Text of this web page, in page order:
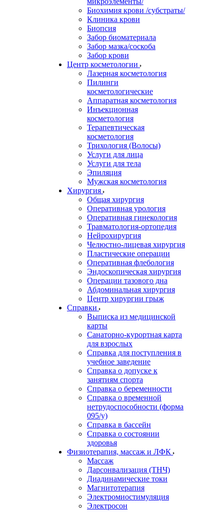
Биохимия крови /субстраты/
Клиника крови
Биопсия
Забор биоматериала
Забор мазка/соскоба
Забор крови
Центр косметологии
Лазерная косметология
Пилинги
косметологические
Аппаратная косметология
Инъекционная
косметология
Терапевтическая
косметология
Трихология (Волосы)
Услуги для лица
Услуги для тела
Эпиляция
Мужская косметология
Хирургия
Общая хирургия
Оперативная урология
Оперативная гинекология
Травматология-ортопедия
Нейрохирургия
Челюстно-лицевая хирургия
Пластические операции
Оперативная флебология
Эндоскопическая хирургия
Операции тазового дна
Абдоминальная хирургия
Центр хирургии грыж
Справки
Выписка из медицинской
карты
Санаторно-курортная карта
для взрослых
Справка для поступления в
учебное заведение
Справка о допуске к
занятиям спорта
Справка о беременности
Справка о временной
нетрудоспособности (форма
095/у)
Справка в бассейн
Справка о состоянии
здоровья
Физиотерапия, массаж и ЛФК
Массаж
Дарсонвализация (ТНЧ)
Диадинамические токи
Магнитотерапия
Электромиостимуляция
Электросон